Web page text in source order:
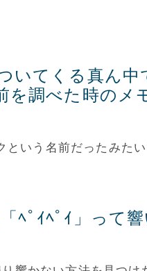
いてくる真ん中
を調べた時のメ
いう名前だったみたい
ﾍﾟｲﾍﾟｲ」って